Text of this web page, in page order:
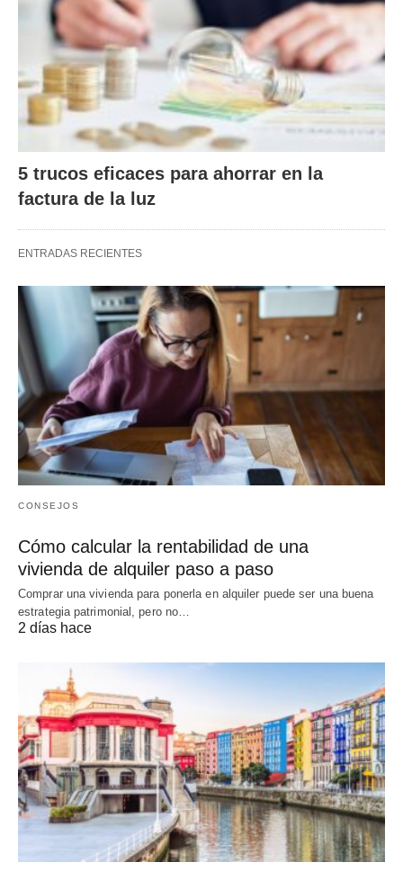
5 trucos eficaces para ahorrar en la
factura de la luz
ENTRADAS RECIENTES
CONSEJOS
Cómo calcular la rentabilidad de una
vivienda de alquiler paso a paso
Comprar una vivienda para ponerla en alquiler puede ser una buena
estrategia patrimonial, pero no…
2 días hace